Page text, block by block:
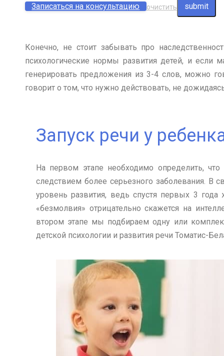
Записаться на консультацию очистить
Конечно, не стоит забывать про
психологические нормы развития детей, и
генерировать предложения из 3-4 слов, можно
говорит о том, что нужно действовать, не
Запуск речи у
На первом этапе необходимо определить,
следствием более серьезного заболевания. В
уровень развития, ведь спустя первых 3
«безмолвия» отрицательно скажется на
втором этапе мы подбираем одну или
детской психологии и развития речи Томатис-